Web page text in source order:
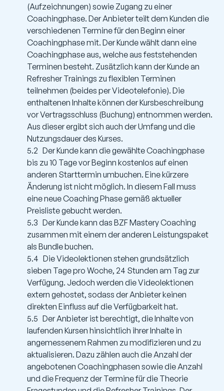
(Aufzeichnungen) sowie Zugang zu einer
Coachingphase. Der Anbieter teilt dem Kunden die
verschiedenen Termine für den Beginn einer
Coachingphase mit. Der Kunde wählt dann eine
Coachingphase aus, welche aus feststehenden
Terminen besteht. Zusätzlich kann der Kunde an
Refresher Trainings zu flexiblen Terminen
teilnehmen (beides per Videotelefonie). Die
enthaltenen Inhalte können der Kursbeschreibung
vor Vertragsschluss (Buchung) entnommen werden.
Aus dieser ergibt sich auch der Umfang und die
Nutzungsdauer des Kurses.
5.2 Der Kunde kann die gewählte Coachingphase
bis zu 10 Tage vor Beginn kostenlos auf einen
anderen Starttermin umbuchen. Eine kürzere
Änderung ist nicht möglich. In diesem Fall muss
eine neue Coaching Phase gemäß aktueller
Preisliste gebucht werden.
5.3 Der Kunde kann das BZF Mastery Coaching
zusammen mit einem der anderen Leistungspaket
als Bundle buchen.
5.4 Die Videolektionen stehen grundsätzlich
sieben Tage pro Woche, 24 Stunden am Tag zur
Verfügung. Jedoch werden die Videolektionen
extern gehostet, sodass der Anbieter keinen
direkten Einfluss auf die Verfügbarkeit hat.
5.5 Der Anbieter ist berechtigt, die Inhalte von
laufenden Kursen hinsichtlich ihrer Inhalte in
angemessenem Rahmen zu modifizieren und zu
aktualisieren. Dazu zählen auch die Anzahl der
angebotenen Coachingphasen sowie die Anzahl
und die Frequenz der Termine für die Theorie